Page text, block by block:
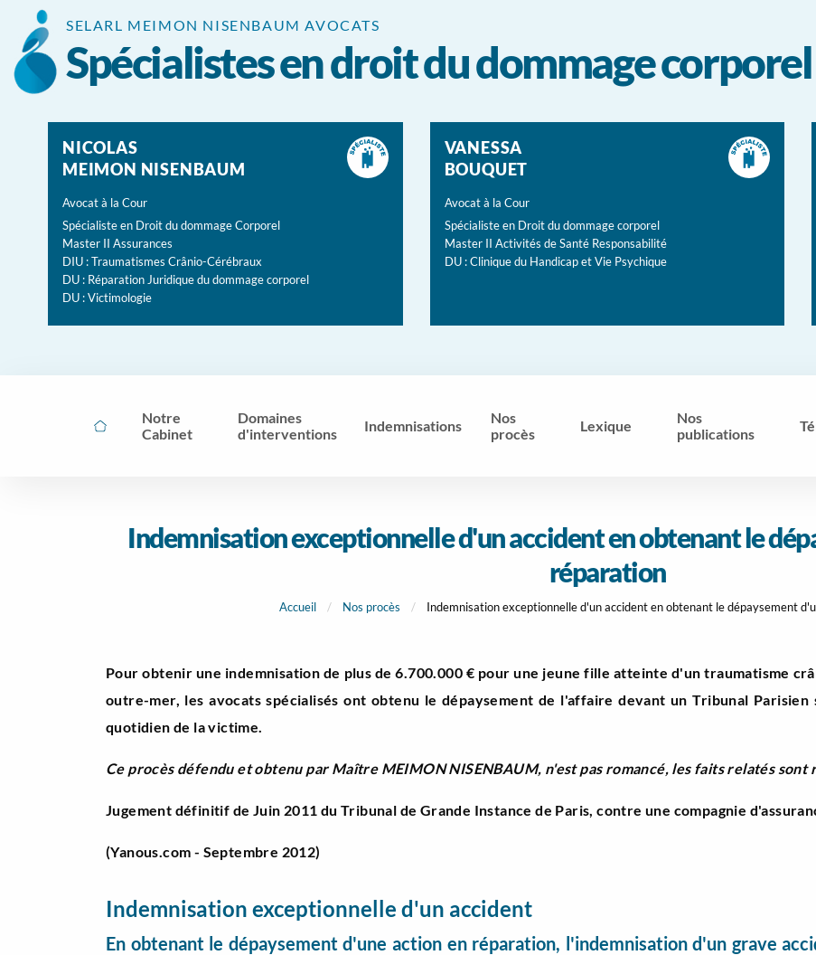
SELARL MEIMON NISENBAUM AVOCATS
Spécialistes en droit du dommage corporel
NICOLAS
MEIMON NISENBAUM
Avocat à la Cour
Spécialiste en Droit du dommage Corporel
Master II Assurances
DIU : Traumatismes Crânio-Cérébraux
DU : Réparation Juridique du dommage corporel
DU : Victimologie
VANESSA
BOUQUET
Avocat à la Cour
Spécialiste en Droit du dommage corporel
Master II Activités de Santé Responsabilité
DU : Clinique du Handicap et Vie Psychique
Notre
Cabinet
Domaines
d'interventions
Indemnisations
Nos
procès
Lexique
Nos
publications
Indemnisation exceptionnelle d'un accident en obtenant le
réparation
Accueil Nos procès Indemnisation exceptionnelle d'un accident en obtenant le dépaysement
Pour obtenir une indemnisation de plus de 6.700.000 € pour une jeune fille atteinte d'un traumatisme
outre-mer, les avocats spécialisés ont obtenu le dépaysement de l'affaire devant un Tribunal Parisien
quotidien de la victime.
Ce procès défendu et obtenu par Maître MEIMON NISENBAUM, n'est pas romancé, les faits relatés sont
Jugement définitif de Juin 2011 du Tribunal de Grande Instance de Paris, contre une compagnie
(Yanous.com - Septembre 2012)
Indemnisation exceptionnelle d'un accident
En obtenant le dépaysement d'une action en réparation, l'indemnisation d'un grave
Panneau de gestion des cookies